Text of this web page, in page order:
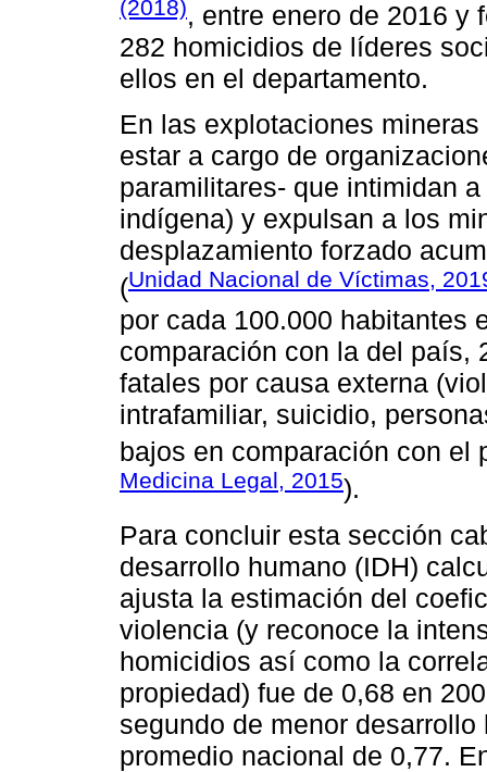
(2018), entre enero de 2016 y
282 homicidios de líderes
ellos en el departamento.
En las explotaciones
estar a cargo de
paramilitares- que intimidan
indígena) y expulsan a los
desplazamiento forzado
(Unidad Nacional de Víctimas,
por cada 100.000 habitantes
comparación con la del país,
fatales por causa externa
intrafamiliar, suicidio,
bajos en comparación con el
Medicina Legal, 2015).
Para concluir esta sección
desarrollo humano (IDH)
ajusta la estimación del
violencia (y reconoce la
homicidios así como la
propiedad) fue de 0,68 en
segundo de menor
promedio nacional de 0,77.